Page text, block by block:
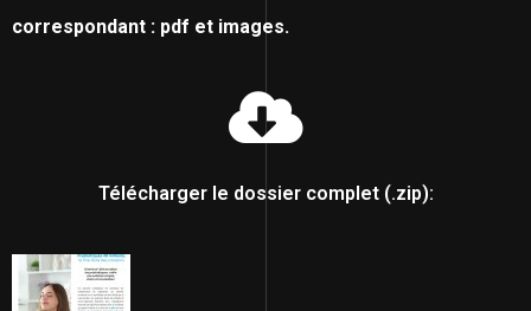
correspondant : pdf et images.
Télécharger le dossier complet (.zip):